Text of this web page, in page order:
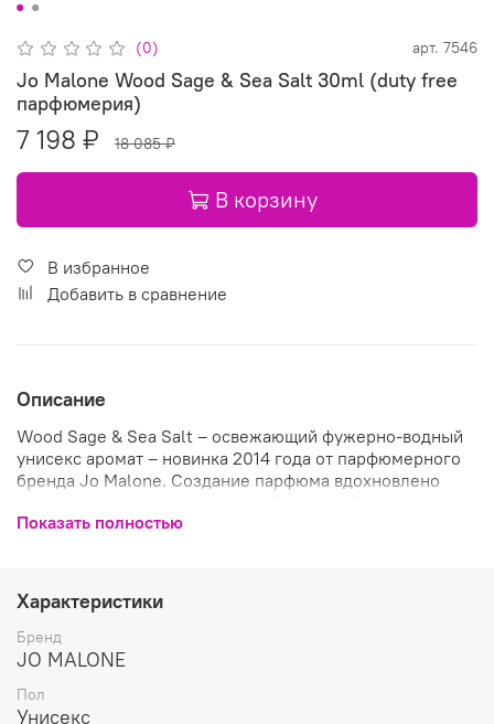
(0) арт. 7546
Jo Malone Wood Sage & Sea Salt 30ml (duty free
парфюмерия)
7 198 ₽ 18 085 ₽
В корзину
В избранное
Добавить в сравнение
Описание
Wood Sage & Sea Salt – освежающий фужерно-водный
унисекс аромат – новинка 2014 года от парфюмерного
бренда Jo Malone. Создание парфюма вдохновлено
дождливого, ветреного, с могучими скалами и
шалфея. Этот уникальный запах, свежий и очень
естественный, парфюмеры попытались воссоздать в
парфюме, что бы он даже в городе напоминал о
волшебных запахах дикого побережья. Композиция
амбретты, горьковатым ароматом морской соли и
Показать полностью
Характеристики
Бренд
JO MALONE
Пол
Унисекс